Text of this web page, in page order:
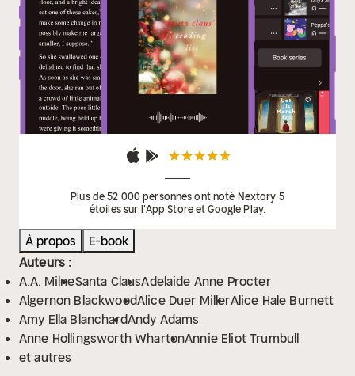
Plus de 52 000 personnes ont noté Nextory 5
étoiles sur l'App Store et Google Play.
À propos
E-book
Auteurs :
A.A. MilneSanta ClausAdelaide Anne Procter
Algernon BlackwoodAlice Duer MillerAlice Hale Burnett
Amy Ella BlanchardAndy Adams
Anne Hollingsworth WhartonAnnie Eliot Trumbull
et autres